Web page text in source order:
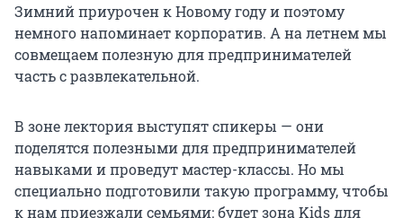
Зимний приурочен к Новому году и поэтому
немного напоминает корпоратив. А на летнем мы
совмещаем полезную для предпринимателей
часть с развлекательной.
В зоне лектория выступят спикеры — они
поделятся полезными для предпринимателей
навыками и проведут мастер-классы. Но мы
специально подготовили такую программу, чтобы
к нам приезжали семьями: будет зона Kids для